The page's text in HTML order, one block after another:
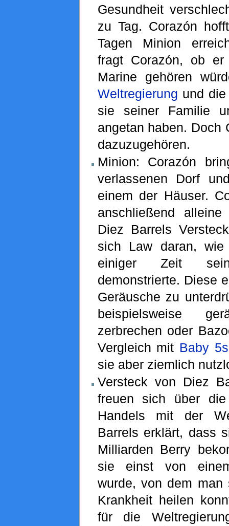
Gesundheit
zu Tag. Corazón
Tagen Minion
fragt Corazón, ob
Marine gehören
Weltregierung und
sie seiner Familie
angetan haben. Doch
dazuzugehören.
Minion: Corazón
verlassenen Dorf
einem der Häuser.
anschließend
Diez Barrels
sich Law daran,
einiger Zeit
demonstrierte. Diese
Geräusche zu
beispielsweise
zerbrechen oder
Vergleich mit Baby 5s
sie aber ziemlich
Versteck von Diez
freuen sich über
Handels mit der
Barrels erklärt, dass
Milliarden Berry
sie einst von
wurde, von dem
Krankheit heilen
für die